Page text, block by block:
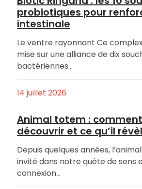
probiotiques pour
intestinale
Le ventre rayonnant Ce
mise sur une alliance de dix
bactériennes…
14 juillet 2026
Animal totem :
découvrir et ce qu’il
Depuis quelques années,
invité dans notre quête de sens
connexion…